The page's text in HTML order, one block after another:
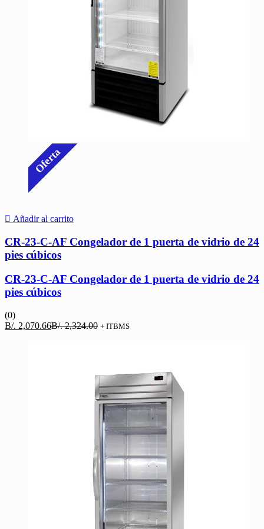
Oferta
Añadir al carrito
CR-23-C-AF Congelador de 1 puerta de vidrio de 24
pies cúbicos
CR-23-C-AF Congelador de 1 puerta de vidrio de 24
pies cúbicos
(0)
B/. 2,070.66El
B/.2,324.00 El
+ ITBMS